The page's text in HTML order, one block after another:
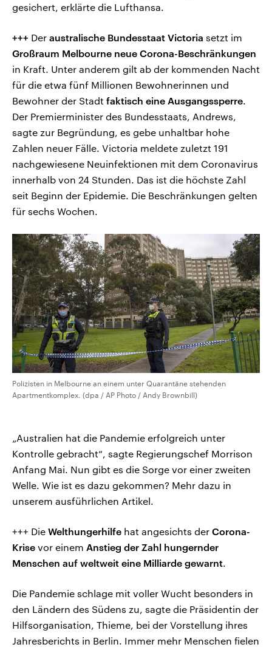
gesichert, erklärte die Lufthansa.
+++ Der australische Bundesstaat Victoria setzt im
Großraum Melbourne neue Corona-Beschränkungen
in Kraft. Unter anderem gilt ab der kommenden Nacht
für die etwa fünf Millionen Bewohnerinnen und
Bewohner der Stadt faktisch eine Ausgangssperre.
Der Premierminister des Bundesstaats, Andrews,
sagte zur Begründung, es gebe unhaltbar hohe
Zahlen neuer Fälle. Victoria meldete zuletzt 191
nachgewiesene Neuinfektionen mit dem Coronavirus
innerhalb von 24 Stunden. Das ist die höchste Zahl
seit Beginn der Epidemie. Die Beschränkungen gelten
für sechs Wochen.
Polizisten in Melbourne an einem unter Quarantäne stehenden
Apartmentkomplex. (dpa / AP Photo / Andy Brownbill)
„Australien hat die Pandemie erfolgreich unter
Kontrolle gebracht“, sagte Regierungschef Morrison
Anfang Mai. Nun gibt es die Sorge vor einer zweiten
Welle. Wie ist es dazu gekommen? Mehr dazu in
unserem ausführlichen Artikel.
+++ Die Welthungerhilfe hat angesichts der Corona-
Krise vor einem Anstieg der Zahl hungernder
Menschen auf weltweit eine Milliarde gewarnt.
Die Pandemie schlage mit voller Wucht besonders in
den Ländern des Südens zu, sagte die Präsidentin der
Hilfsorganisation, Thieme, bei der Vorstellung ihres
Jahresberichts in Berlin. Immer mehr Menschen fielen